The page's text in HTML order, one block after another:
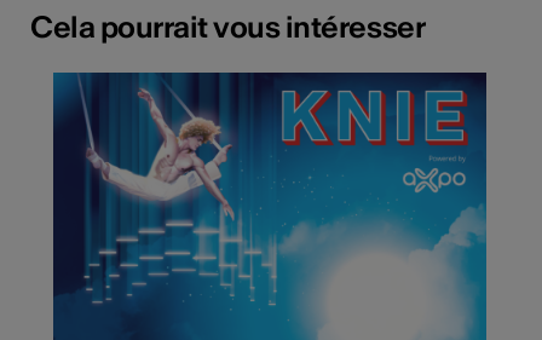
Cela pourrait vous intéresser